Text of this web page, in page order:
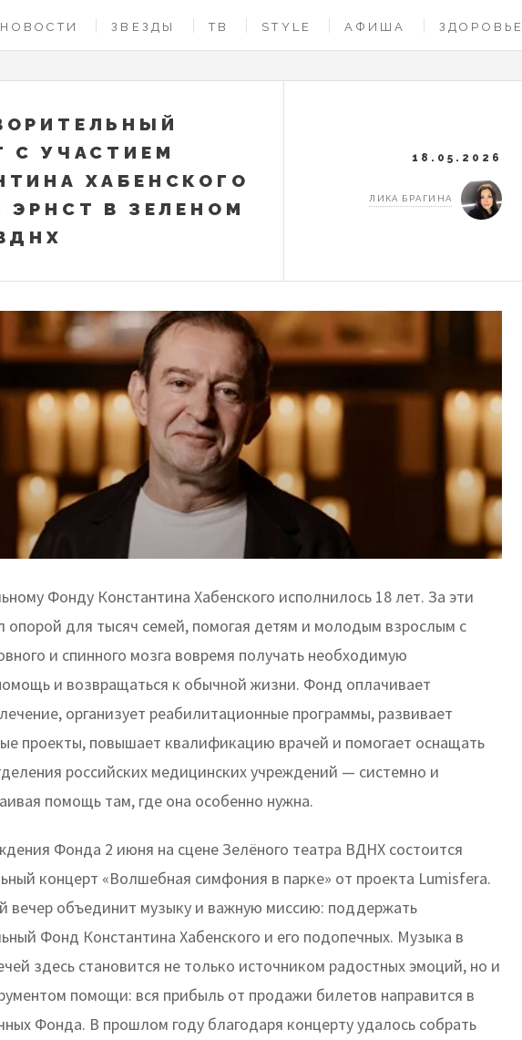
НОВОСТИ ЗВЕЗДЫ ТВ STYLE АФИША ЗДОРОВЬЕ
С УЧАСТИЕМ
ХАБЕНСКОГО
ЭРНСТ В ЗЕЛЕНОМ
18.05.2026
ЛИКА БРАГИНА
Фонду Константина Хабенского исполнилось 18 лет. За эти
опорой для тысяч семей, помогая детям и молодым взрослым с
и спинного мозга вовремя получать необходимую
и возвращаться к обычной жизни. Фонд оплачивает
организует реабилитационные программы, развивает
проекты, повышает квалификацию врачей и помогает оснащать
российских медицинских учреждений — системно и
помощь там, где она особенно нужна.
Фонда 2 июня на сцене Зелёного театра ВДНХ состоится
концерт «Волшебная симфония в парке» от проекта Lumisfera.
вечер объединит музыку и важную миссию: поддержать
Фонд Константина Хабенского и его подопечных. Музыка в
здесь становится не только источником радостных эмоций, но и
помощи: вся прибыль от продажи билетов направится в
Фонда. В прошлом году благодаря концерту удалось собрать